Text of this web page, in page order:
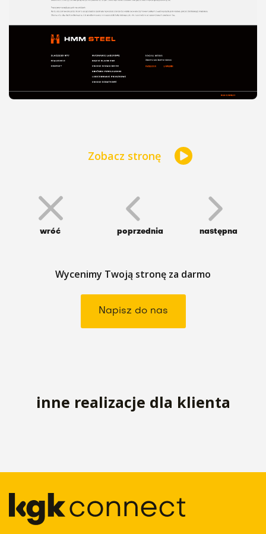
Zobacz stronę
wróć poprzednia następna
Wycenimy Twoją stronę za darmo
Napisz do nas
inne realizacje dla klienta